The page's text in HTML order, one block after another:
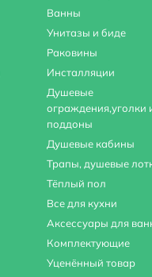
Ванны
Унитазы и биде
Раковины
Инсталляции
Душевые
ограждения,уголки
поддоны
Душевые кабины
Трапы, душевые
Тёплый пол
Все для кухни
Аксессуары для
Комплектующие
Уценённый товар